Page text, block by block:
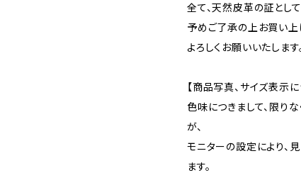
全て、天然皮革の証として
予めご了承の上お買い上
よろしくお願いいたします
【商品写真、サイズ表示に
色味につきまして、限り
が、
モニターの設定により、
ます。